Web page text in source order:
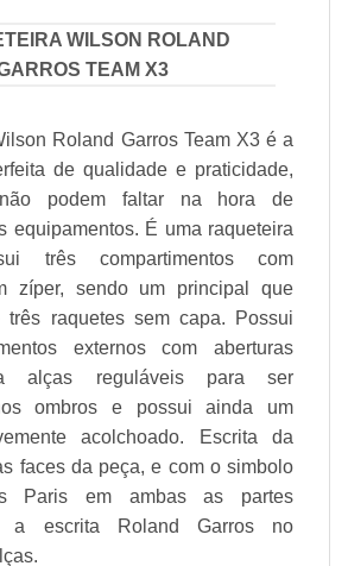
WILSON ROLAND
TEAM X3
Roland Garros Team X3 é a
de qualidade e praticidade,
podem faltar na hora de
equipamentos. É uma raqueteira
três compartimentos com
zíper, sendo um principal que
três raquetes sem capa. Possui
externos com aberturas
alças reguláveis para ser
ombros e possui ainda um
acolchoado. Escrita da
faces da peça, e com o simbolo
Paris em ambas as partes
a escrita Roland Garros no